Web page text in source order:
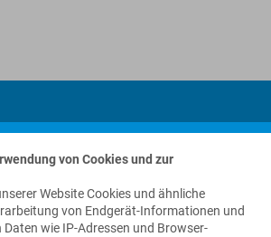
von Cookies und zur
Website Cookies und ähnliche
von Endgerät-Informationen und
wie IP-Adressen und Browser-